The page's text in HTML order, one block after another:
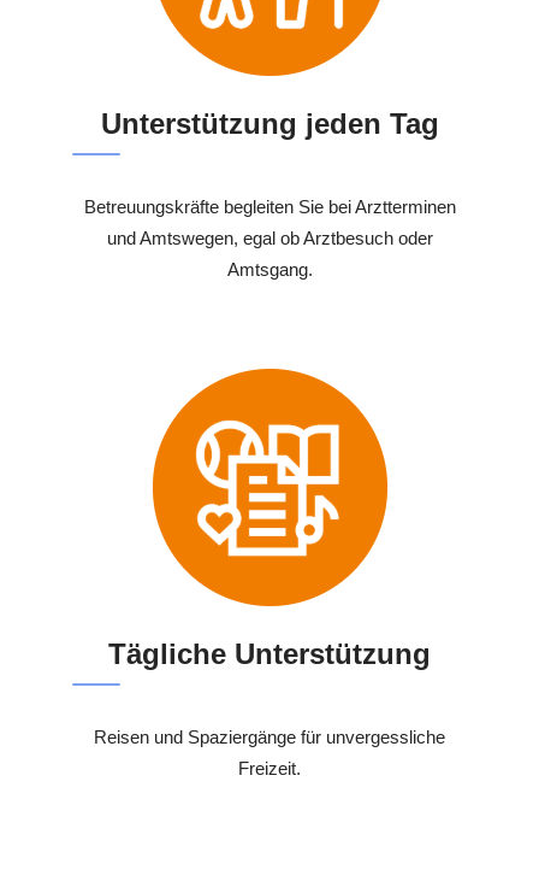
Unterstützung jeden Tag
Betreuungskräfte begleiten Sie bei Arztterminen
und Amtswegen, egal ob Arztbesuch oder
Amtsgang.
Tägliche Unterstützung
Reisen und Spaziergänge für unvergessliche
Freizeit.